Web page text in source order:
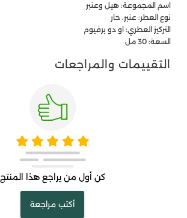
اسم المجموعة: هيل وعنبر
نوع العطر: عنبر، حار
التركيز العطري: او دو برفيوم
السعة: 30 مل
التقييمات والمراجعات
كن أول من يراجع هذا المنتج
أكتب مراجعة